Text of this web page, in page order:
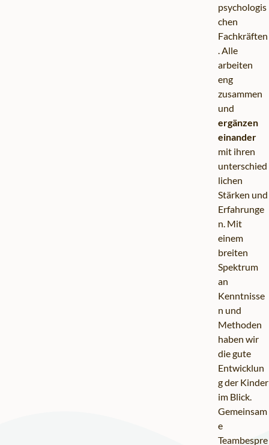
psychologis
chen
Fachkräften
. Alle
arbeiten
eng
zusammen
und
ergänzen
einander
mit ihren
unterschied
lichen
Stärken und
Erfahrunge
n. Mit
einem
breiten
Spektrum
an
Kenntnisse
n und
Methoden
haben wir
die gute
Entwicklun
g der Kinder
im Blick.
Gemeinsam
e
Teambespre